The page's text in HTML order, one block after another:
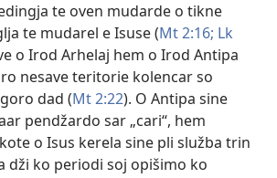
te oven mudarde o tikne
te mudarel e Isuse (Mt 2:16; Lk
o Irod Arhelaj hem o Irod Antipa
nesave teritorie kolencar so
dad (Mt 2:22). O Antipa sine
pendžardo sar „cari“, hem
o Isus kerela sine pli služba trin
dži ko periodi soj opišimo ko